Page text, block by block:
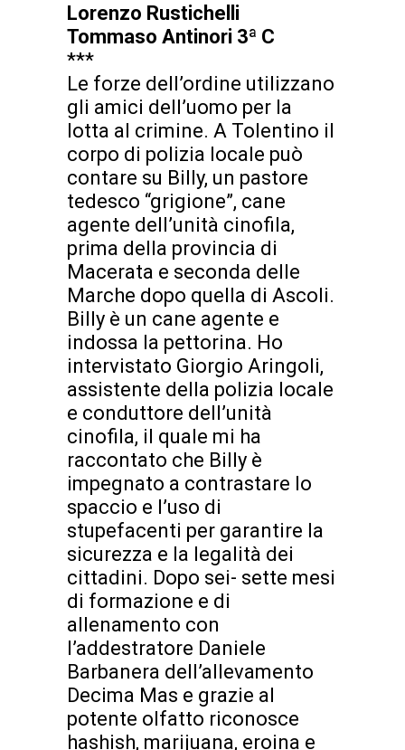
Lorenzo Rustichelli
Tommaso Antinori 3ª C
***
Le forze dell’ordine utilizzano
gli amici dell’uomo per la
lotta al crimine. A Tolentino il
corpo di polizia locale può
contare su Billy, un pastore
tedesco “grigione”, cane
agente dell’unità cinofila,
prima della provincia di
Macerata e seconda delle
Marche dopo quella di Ascoli.
Billy è un cane agente e
indossa la pettorina. Ho
intervistato Giorgio Aringoli,
assistente della polizia locale
e conduttore dell’unità
cinofila, il quale mi ha
raccontato che Billy è
impegnato a contrastare lo
spaccio e l’uso di
stupefacenti per garantire la
sicurezza e la legalità dei
cittadini. Dopo sei- sette mesi
di formazione e di
allenamento con
l’addestratore Daniele
Barbanera dell’allevamento
Decima Mas e grazie al
potente olfatto riconosce
hashish, marijuana, eroina e